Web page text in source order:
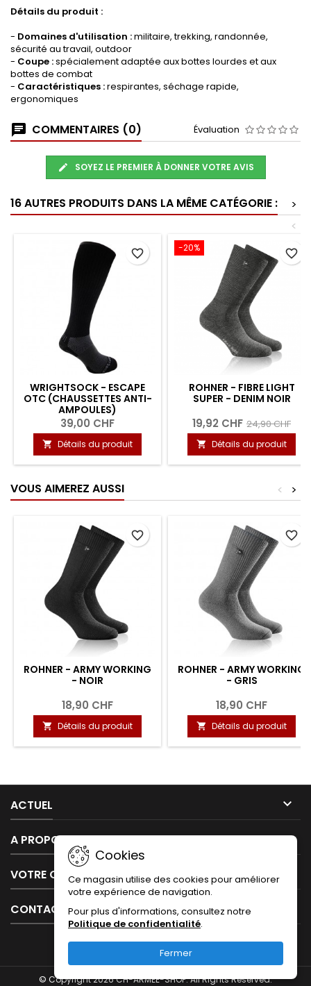
Détails du produit :
- Domaines d'utilisation :militaire, trekking, randonnée,
sécurité au travail, outdoor
- Coupe :spécialement adaptée aux bottes lourdes et aux
bottes de combat
- Caractéristiques :respirantes, séchage rapide,
ergonomiques
COMMENTAIRES (0) Évaluation
SOYEZ LE PREMIER À DONNER VOTRE AVIS
16 AUTRES PRODUITS DANS LA MÊME CATÉGORIE :
>
<
WRIGHTSOCK - ESCAPE
OTC (CHAUSSETTES ANTI-
AMPOULES)
39,00 CHF
 Détails du produit
favorite_border -20%
ROHNER - FIBRE LIGHT
SUPER - DENIM NOIR
19,92 CHF 24,90 CHF
 Détails du produit
favorite_border
VOUS AIMEREZ AUSSI >
<
ROHNER - ARMY WORKING
- NOIR
18,90 CHF
 Détails du produit
favorite_border
ROHNER - ARMY WORKING
- GRIS
18,90 CHF
 Détails du produit
favorite_border
ACTUEL 
A PROPOS DE NOUS 
VOTRE COMPTE 
CONTACT
Cookies
Ce magasin utilise des cookies pour améliorer
votre expérience de navigation.
Pour plus d'informations, consultez notre
Politique de confidentialité.
Fermer
© Copyright 2026 CH-ARMEE-SHOP. All Rights Reserved.